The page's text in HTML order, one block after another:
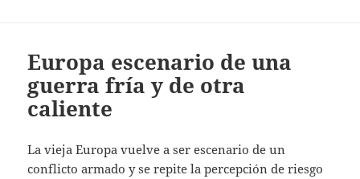
Europa escenario de una
guerra fría y de otra
caliente
La vieja Europa vuelve a ser escenario de un
conflicto armado y se repite la percepción de riesgo